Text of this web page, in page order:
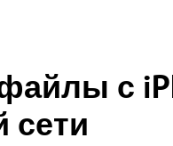
с
сети